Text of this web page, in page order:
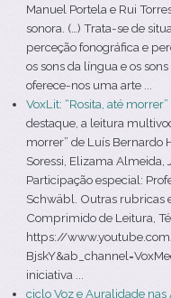
Manuel Portela e Rui
sonora. (…) Trata-se de
perceção fonográfica e
os sons da língua e os
oferece-nos uma arte ...
VoxLit: “Rosita, até morrer”
destaque, a leitura
morrer” de Luís Bernardo
Soressi, Elizama Almeida,
Participação especial:
Schwäbl. Outras rubricas
Comprimido de Leitura,
https://
iniciativa ...
ciclo Voz e Auralidade